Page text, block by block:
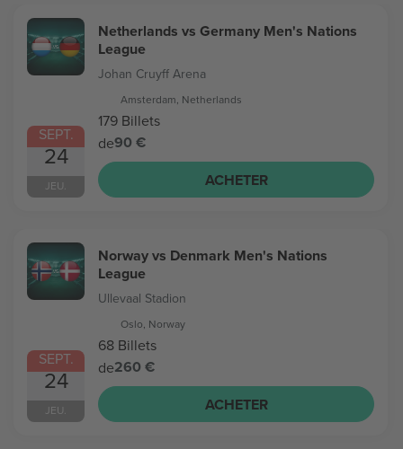
SEPT.
24
JEU.
Netherlands vs Germany Men's Nations
League
Johan Cruyff Arena
Amsterdam, Netherlands
179 Billets
de90 €
ACHETER
SEPT.
24
JEU.
Norway vs Denmark Men's Nations
League
Ullevaal Stadion
Oslo, Norway
68 Billets
de260 €
ACHETER